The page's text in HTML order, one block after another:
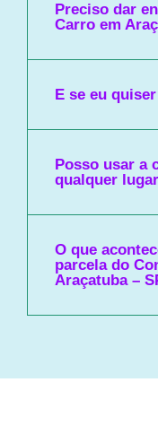
Preciso dar
Carro em
E se eu
Posso usar a
qualquer
O que
parcela do
Araçatuba –